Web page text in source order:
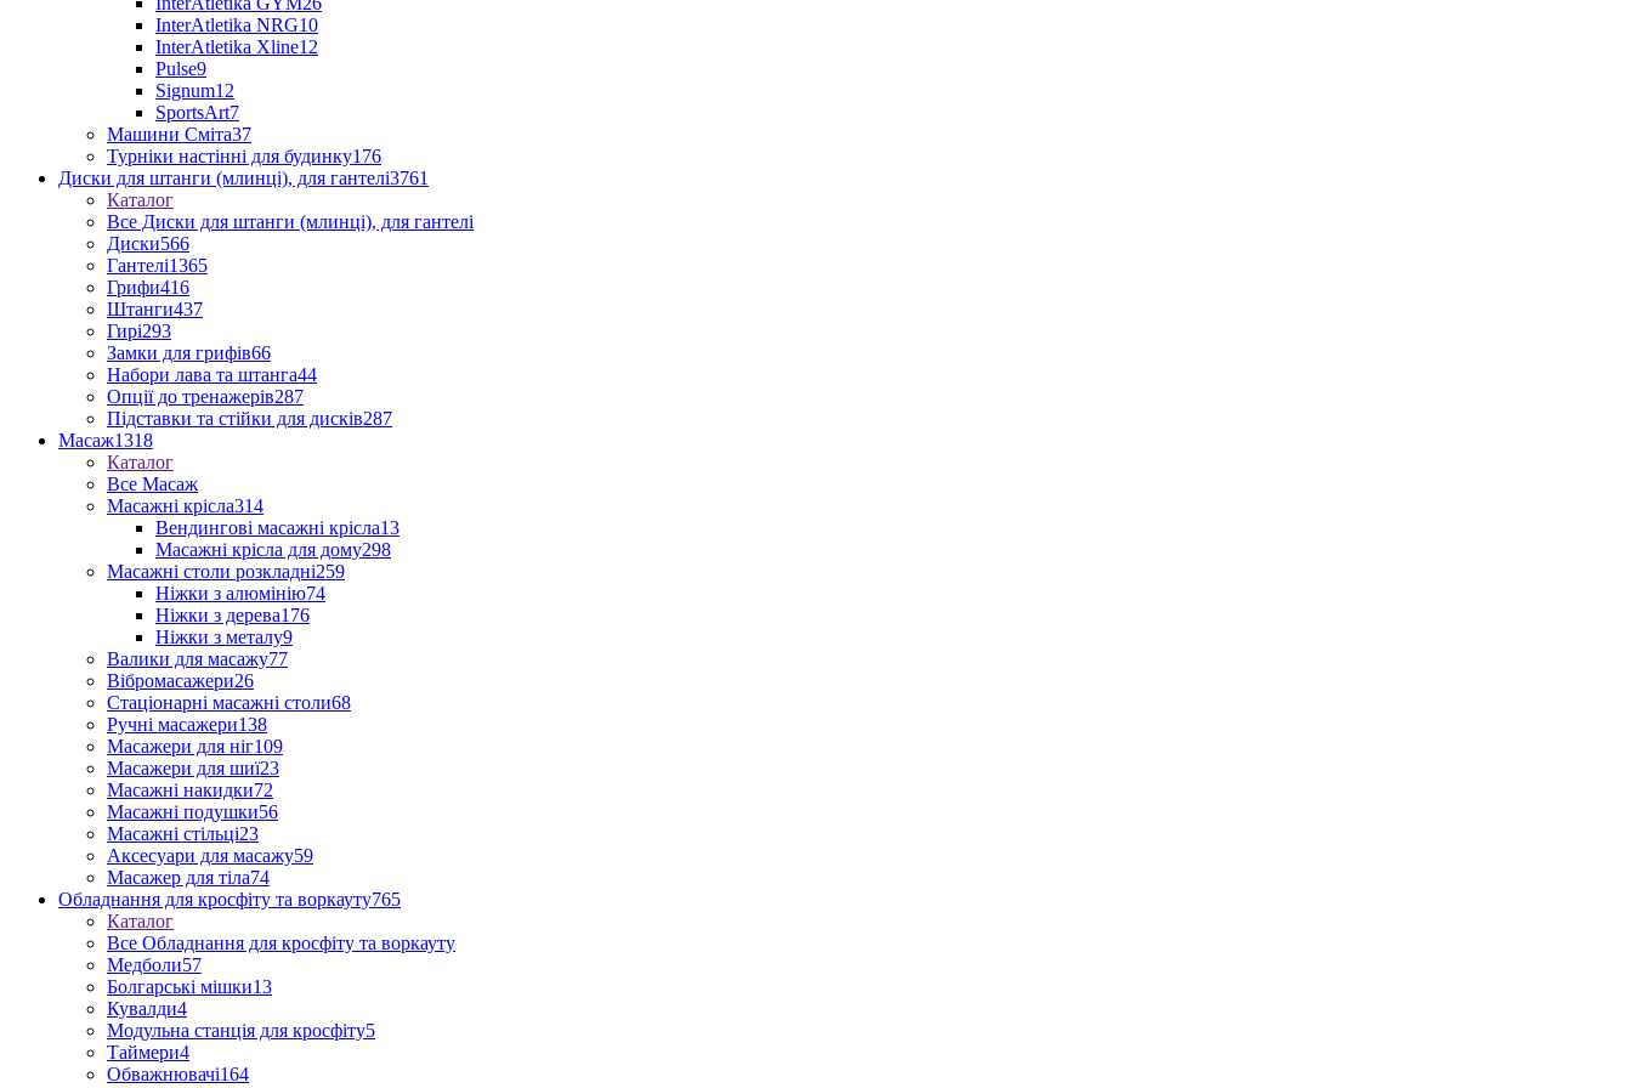
InterAtletika NRG10
InterAtletika Xline12
Pulse9
Signum12
SportsArt7
Машини Сміта37
Турніки настінні для будинку176
Диски для штанги (млинці), для гантелі3761
Каталог
Все Диски для штанги (млинці), для гантелі
Диски566
Гантелі1365
Грифи416
Штанги437
Гирі293
Замки для грифів66
Набори лава та штанга44
Опції до тренажерів287
Підставки та стійки для дисків287
Масаж1318
Каталог
Все Масаж
Масажні крісла314
Вендингові масажні крісла13
Масажні крісла для дому298
Масажні столи розкладні259
Ніжки з алюмінію74
Ніжки з дерева176
Ніжки з металу9
Валики для масажу77
Вібромасажери26
Стаціонарні масажні столи68
Ручні масажери138
Масажери для ніг109
Масажери для шиї23
Масажні накидки72
Масажні подушки56
Масажні стільці23
Аксесуари для масажу59
Масажер для тіла74
Обладнання для кросфіту та воркауту765
Каталог
Все Обладнання для кросфіту та воркауту
Медболи57
Болгарські мішки13
Кувалди4
Модульна станція для кросфіту5
Таймери4
Обважнювачі164